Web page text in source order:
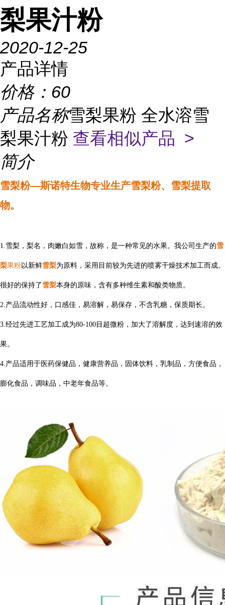
梨果汁粉
2020-12-25
产品详情
价格： 60
产品名称雪梨果粉 全水溶雪
梨果汁粉 查看相似产品 >
简介
雪梨粉—斯诺特生物专业生产雪梨粉、 雪梨提取
物。
1.雪梨，梨名，肉嫩白如雪，故称，是一种常见的水果。 我公司生产的雪
梨果粉以新鲜雪梨为原料，采用目前较为先进的喷雾干燥技术加工而成。
很好的保持了 雪梨本身的原味，含有多种维生素和酸类物质。
2.产品流动性好，口感佳，易溶解，易保存，不含乳糖，保质期长。
3.经过先进工艺加工成为80-100目超微粉，加大了溶解度，达到速溶的效
果。
4.产品适用于医药保健品，健康营养品，固体饮料，乳制品，方便食品，
膨化食品，调味品，中老年食品等。